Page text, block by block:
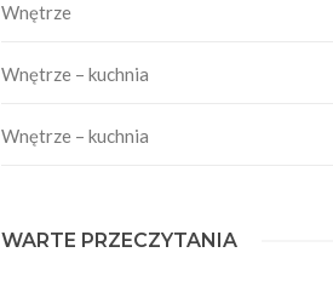
Wnętrze
Wnętrze – kuchnia
Wnętrze – kuchnia
WARTE PRZECZYTANIA